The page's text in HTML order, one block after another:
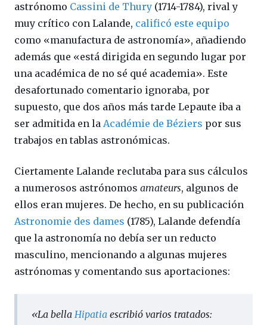
astrónomo Cassini de Thury (1714-1784), rival y
muy crítico con Lalande, calificó este equipo
como «manufactura de astronomía», añadiendo
además que «está dirigida en segundo lugar por
una académica de no sé qué academia». Este
desafortunado comentario ignoraba, por
supuesto, que dos años más tarde Lepaute iba a
ser admitida en la Académie de Béziers por sus
trabajos en tablas astronómicas.
Ciertamente Lalande reclutaba para sus cálculos
a numerosos astrónomos amateurs, algunos de
ellos eran mujeres. De hecho, en su publicación
Astronomie des dames (1785), Lalande defendía
que la astronomía no debía ser un reducto
masculino, mencionando a algunas mujeres
astrónomas y comentando sus aportaciones:
«La bella Hipatia escribió varios tratados: